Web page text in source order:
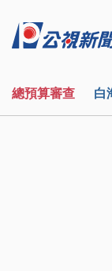
總預算審查 白